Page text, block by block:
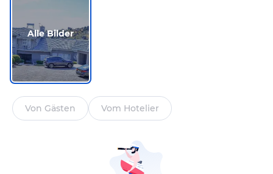
Alle Bilder
Von Gästen Vom Hotelier